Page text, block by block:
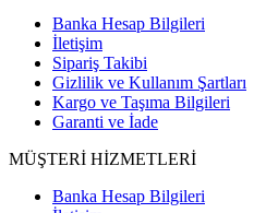
Banka Hesap Bilgileri
İletişim
Sipariş Takibi
Gizlilik ve Kullanım Şartları
Kargo ve Taşıma Bilgileri
Garanti ve İade
MÜŞTERİ HİZMETLERİ
Banka Hesap Bilgileri